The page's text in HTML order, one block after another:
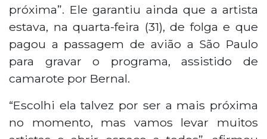
próxima”. Ele garantiu ainda que a artista
estava, na quarta-feira (31), de folga e que
pagou a passagem de avião a São Paulo
para gravar o programa, assistido de
camarote por Bernal.
“Escolhi ela talvez por ser a mais próxima
no momento, mas vamos levar muitos